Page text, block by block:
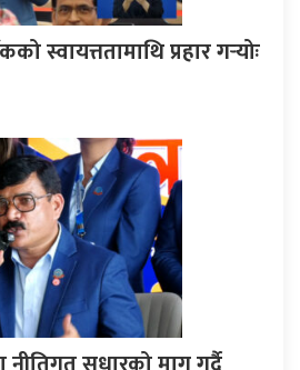
स्वायत्ततामाथि प्रहार गर्‍योः